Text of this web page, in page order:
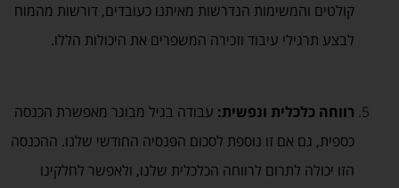
קולטים והמשימות הנדרשות מאיתנו כעובדים, דורשות מהמוח
לבצע תרגילי עיבוד וזכירה המשפרים את היכולות הללו.
רווחה כלכלית ונפשית: עבודה בגיל מבוגר מאפשרת הכנסה
כספית, גם אם זו נוספת לסכום הפנסיה החודשי שלנו. ההכנסה
הזו יכולה לתרום לרווחה הכלכלית שלנו, ולאפשר לחלקינו